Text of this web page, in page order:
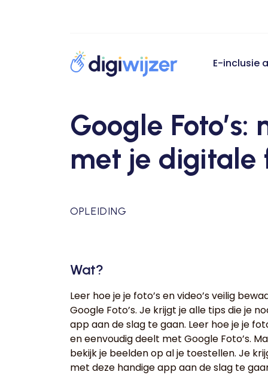
E-inclusie
Google
met je digitale
OPLEIDING
Wat?
Leer hoe je je foto’s en video’s veilig
Google Foto’s. Je krijgt je alle tips die je
app aan de slag te gaan. Leer hoe je je
en eenvoudig deelt met Google Foto’s.
bekijk je beelden op al je toestellen. Je
met deze handige app aan de slag te